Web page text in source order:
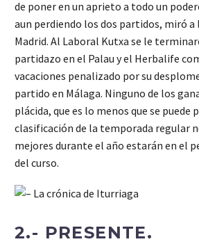
de poner en un aprieto a todo un
aun perdiendo los dos partidos, miró a
Madrid. Al Laboral Kutxa se le
partidazo en el Palau y el Herbalife
vacaciones penalizado por su
partido en Málaga. Ninguno de los
plácida, que es lo menos que se puede
clasificación de la temporada regular
mejores durante el año estarán en el
del curso.
2.- PRESENTE.